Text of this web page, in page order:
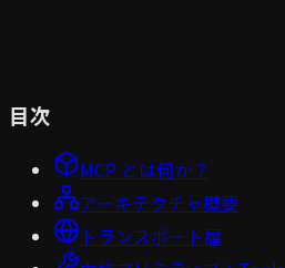
目次
MCP とは何か？
アーキテクチャ概要
トランスポート層